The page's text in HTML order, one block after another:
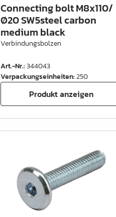
Connecting bolt M8x110/
Ø20 SW5steel carbon
medium black
Verbindungsbolzen
Art.-Nr.:344043
Verpackungseinheiten:250
Produkt anzeigen